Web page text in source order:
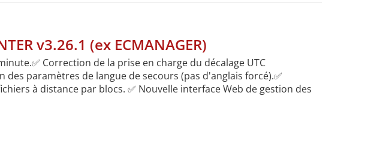
v3.26.1 (ex ECMANAGER)
Correction de la prise en charge du décalage UTC
paramètres de langue de secours (pas d'anglais forcé).✅
à distance par blocs. ✅ Nouvelle interface Web de gestion des